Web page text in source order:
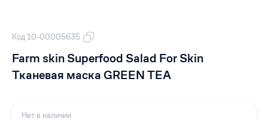
Код 10-00005635
Farm skin Superfood Salad For Skin
Тканевая маска GREEN TEA
Нет в наличии